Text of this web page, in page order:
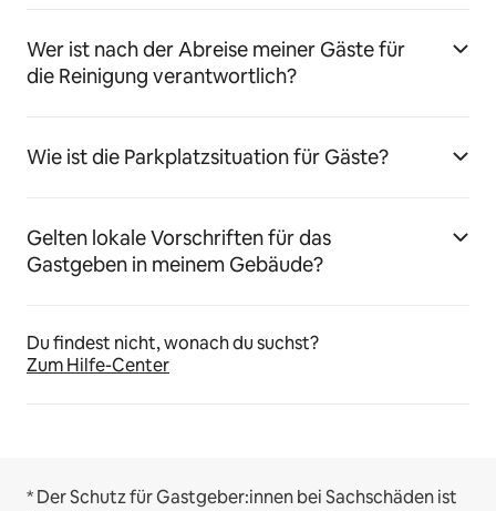
Wer ist nach der Abreise meiner Gäste für
die Reinigung verantwortlich?
Wie ist die Parkplatzsituation für Gäste?
Gelten lokale Vorschriften für das
Gastgeben in meinem Gebäude?
Du findest nicht, wonach du suchst?
Zum Hilfe-Center
* Der Schutz für Gastgeber:innen bei Sachschäden ist